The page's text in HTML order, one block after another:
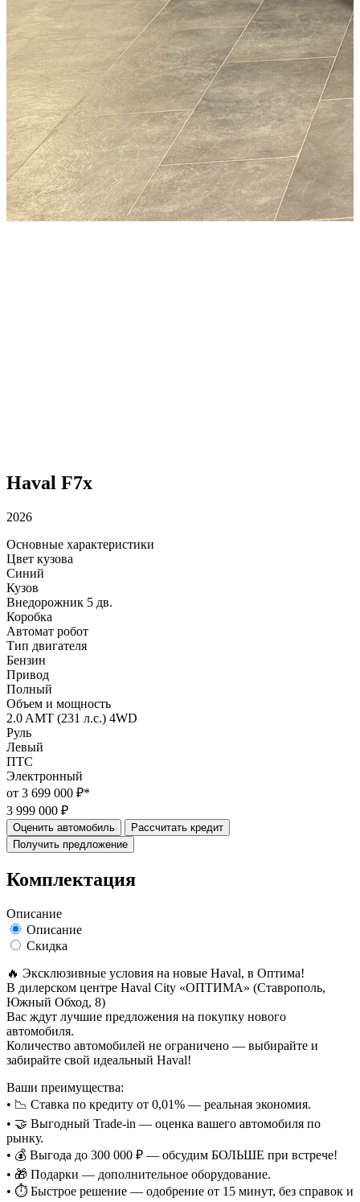
Haval F7x
2026
Основные характеристики
Цвет кузова
Синий
Кузов
Внедорожник 5 дв.
Коробка
Автомат робот
Тип двигателя
Бензин
Привод
Полный
Объем и мощность
2.0 AMT (231 л.с.) 4WD
Руль
Левый
ПТС
Электронный
от 3 699 000 ₽*
3 999 000 ₽
Оценить автомобиль
Рассчитать кредит
Получить предложение
Комплектация
Описание
Описание
Скидка
🔥 Эксклюзивные условия на новые Haval, в Oптима!
В дилерском центре Haval City «ОПТИМА» (Ставрополь,
Южный Обход, 8)
Вас ждут лучшие предложения на покупку нового
автомобиля.
Количество автомобилей не ограничено — выбирайте и
забирайте свой идеальный Haval!
Ваши преимущества:
• 📉 Ставка по кредиту от 0,01% — реальная экономия.
• 🤝 Выгодный Trade-in — оценка вашего автомобиля по
рынку.
• 💰 Выгода до 300 000 ₽ — обсудим БОЛЬШЕ при встрече!
• 🎁 Подарки — дополнительное оборудование.
• ⏱️ Быстрое решение — одобрение от 15 минут, без справок и